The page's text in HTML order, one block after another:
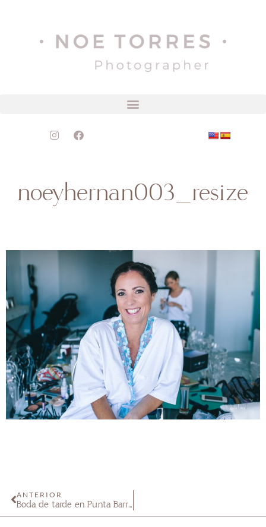
noeyhernan003_resize
ANTERIOR
Boda de tarde en Punta Barranca Noe & Hernan